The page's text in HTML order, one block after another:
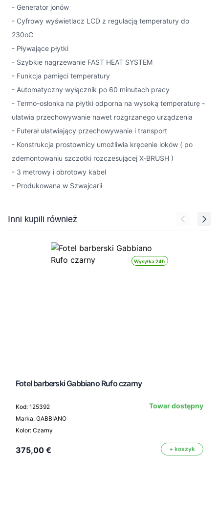
- Generator jonów
- Cyfrowy wyświetlacz LCD z regulacją temperatury do
230oC
- Pływające płytki
- Szybkie nagrzewanie FAST HEAT SYSTEM
- Funkcja pamięci temperatury
- Automatyczny wyłącznik po 60 minutach pracy
- Termo-osłonka na płytki odporna na wysoką temperaturę -
ułatwia przechowywanie nawet rozgrzanego urządzenia
- Futerał ułatwiający przechowywanie i transport
- Konstrukcja prostownicy umożliwia kręcenie loków ( po
zdemontowaniu szczotki rozczesującej X-BRUSH )
- 3 metrowy i obrotowy kabel
- Produkowana w Szwajcarii
Press to skip carousel
Inni kupili również
Wysyłka 24h
Fotel barberski Gabbiano Rufo czarny
Kod: 125392
Marka: GABBIANO
Kolor: Czarny
Towar dostępny
375,00 € + koszyk